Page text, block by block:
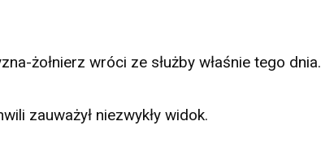
żołnierz wróci ze służby właśnie tego dnia.
zauważył niezwykły widok.